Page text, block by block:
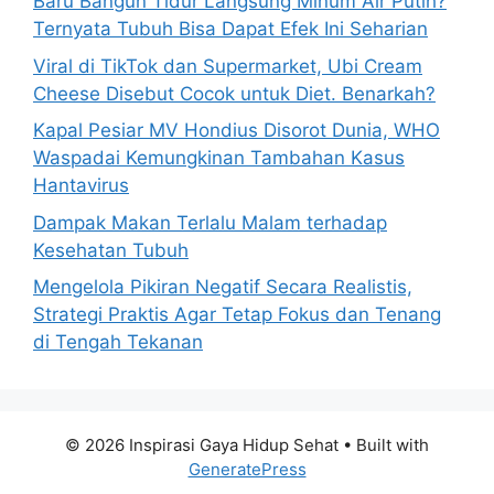
r
:
Ternyata Tubuh Bisa Dapat Efek Ini Seharian
Viral di TikTok dan Supermarket, Ubi Cream
Cheese Disebut Cocok untuk Diet. Benarkah?
Kapal Pesiar MV Hondius Disorot Dunia, WHO
Waspadai Kemungkinan Tambahan Kasus
Hantavirus
Dampak Makan Terlalu Malam terhadap
Kesehatan Tubuh
Mengelola Pikiran Negatif Secara Realistis,
Strategi Praktis Agar Tetap Fokus dan Tenang
di Tengah Tekanan
© 2026 Inspirasi Gaya Hidup Sehat • Built with
GeneratePress